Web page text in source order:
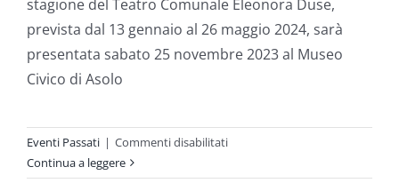
stagione del Teatro Comunale Eleonora Duse,
prevista dal 13 gennaio al 26 maggio 2024, sarà
presentata sabato 25 novembre 2023 al Museo
Civico di Asolo
Eventi Passati | Commenti disabilitatisu
ne
Continua a leggere